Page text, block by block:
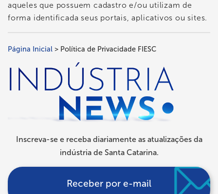
aqueles que possuem cadastro e/ou utilizam de
forma identificada seus portais, aplicativos ou sites.
Trilha
de
navegação
Página Inicial Política de Privacidade FIESC
Inscreva-se e receba diariamente as atualizações da
indústria de Santa Catarina.
Receber por e-mail